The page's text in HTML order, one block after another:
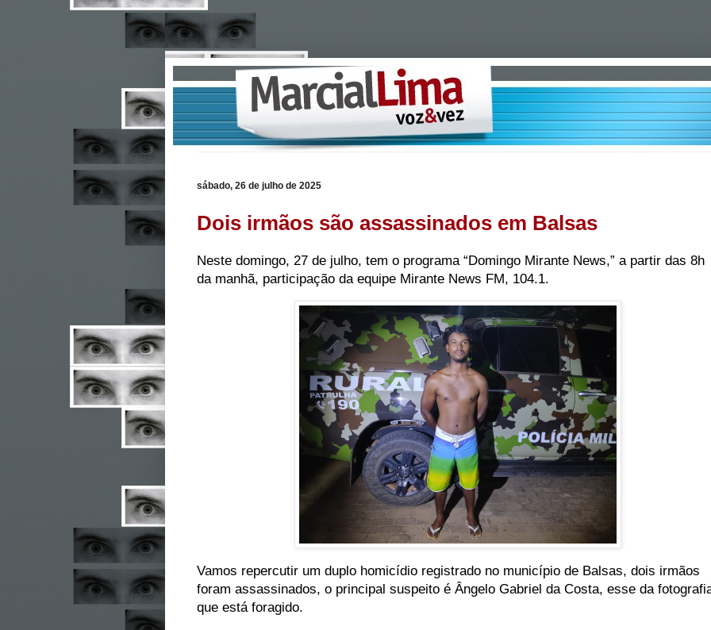
sábado, 26 de julho de 2025
Dois irmãos são assassinados em Balsas
Neste domingo, 27 de julho, tem o programa “Domingo Mirante News,” a partir das 8h
da manhã, participação da equipe Mirante News FM, 104.1.
Vamos repercutir um duplo homicídio registrado no município de Balsas, dois irmãos
foram assassinados, o principal suspeito é Ângelo Gabriel da Costa, esse da
que está foragido.